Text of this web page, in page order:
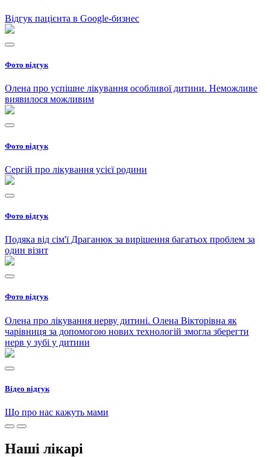
Відгук пацієнта в Google-бизнес
Фото відгук
Олена про успішне лікування особливої дитини. Неможливе
виявилося можливим
Фото відгук
Сергій про лікування усієї родини
Фото відгук
Подяка від сім'ї Драганюк за вирішення багатьох проблем за
один візит
Фото відгук
Олена про лікування нерву дитині. Олена Вікторівна як
чарівниця за допомогою нових технологій змогла зберегти
нерв у зубі у дитини
Відео відгук
Що про нас кажуть мами
Наші лікарі